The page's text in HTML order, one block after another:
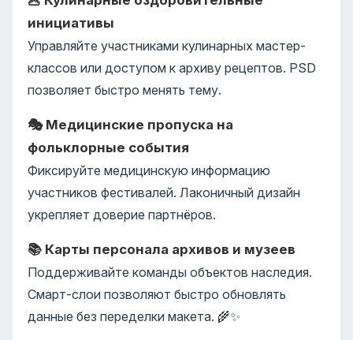
инициативы
Управляйте участниками кулинарных мастер-
классов или доступом к архиву рецептов. PSD
позволяет быстро менять тему.
🎭 Медицинские пропуска на
фольклорные события
Фиксируйте медицинскую информацию
участников фестивалей. Лаконичный дизайн
укрепляет доверие партнёров.
📚 Карты персонала архивов и музеев
Поддерживайте команды объектов наследия.
Смарт-слои позволяют быстро обновлять
данные без переделки макета. 🌾✨